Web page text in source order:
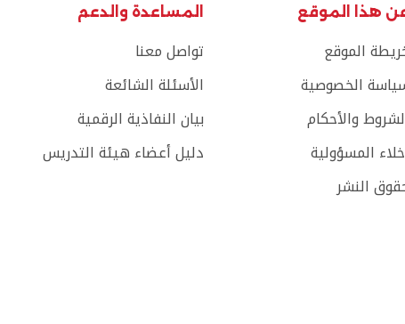
هذا الموقع
الموقع
الخصوصية
والأحكام
المسؤولية
النشر
المساعدة والدعم
تواصل معنا
الأسئلة الشائعة
بيان النفاذية الرقمية
دليل أعضاء هيئة التدريس